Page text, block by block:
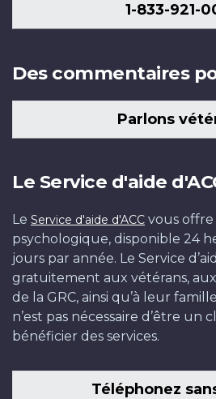
1-833-921-
Des commentaires
Parlons
Le Service d'aide
Le Service d'aide d'ACC vous
psychologique, disponible 24
jours par année. Le Service
gratuitement aux vétérans,
de la GRC, ainsi qu’à leur
n’est pas nécessaire d’être un
bénéficier des services.
Téléphonez